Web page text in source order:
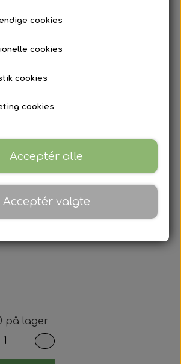
på lager
cookies
cookies
cookies
cookies
Acceptér alle
Acceptér valgte